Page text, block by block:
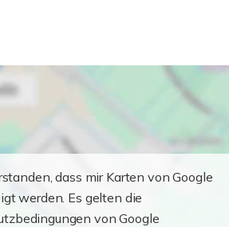
dass mir Karten von Google
werden. Es gelten die
von Google